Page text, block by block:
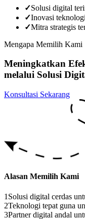
✓Solusi digital
✓Inovasi
✓Mitra strategis
Mengapa Memilih Kami
Meningkatkan
melalui Solusi
Konsultasi Sekarang
Alasan Memilih Kami
1 Solusi digital cerdas
2Teknologi tepat guna
3Partner digital andal